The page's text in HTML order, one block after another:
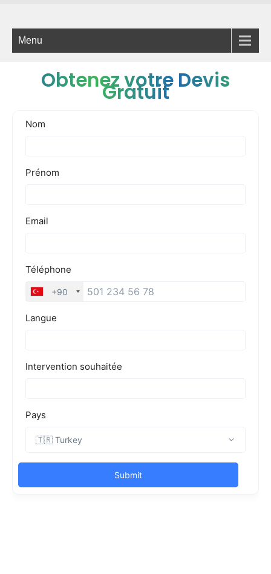
Menu
Obtenez votre Devis
Gratuit